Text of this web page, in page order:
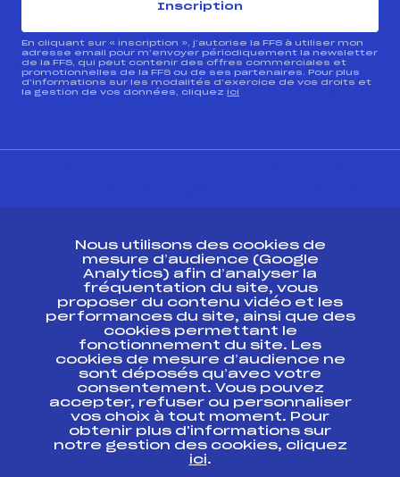
Inscription
En cliquant sur « inscription », j’autorise la FFS à utiliser mon
adresse email pour m’envoyer périodiquement la newsletter
de la FFS, qui peut contenir des offres commerciales et
promotionnelles de la FFS ou de ses partenaires. Pour plus
d’informations sur les modalités d’exercice de vos droits et
la gestion de vos données, cliquez ici
ESPACE PRESSE
Ressources
Pass’Neige
Projet sportif fédéral
Projet de performance fédéral
Antidopage
Pôle Développement, Formation, Suivi
Scientifique
Listes ministérielles
Pôle vie de l’athlète
Nous utilisons des cookies de
mesure d’audience (Google
Analytics) afin d’analyser la
fréquentation du site, vous
proposer du contenu vidéo et les
performances du site, ainsi que des
cookies permettant le
fonctionnement du site. Les
cookies de mesure d’audience ne
sont déposés qu’avec votre
consentement. Vous pouvez
accepter, refuser ou personnaliser
vos choix à tout moment. Pour
obtenir plus d'informations sur
notre gestion des cookies, cliquez
ici.